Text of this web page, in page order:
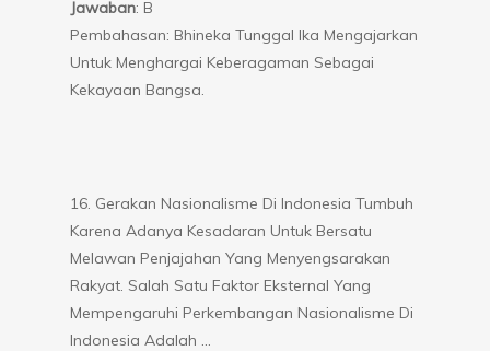
Jawaban: B
Pembahasan: Bhineka Tunggal Ika Mengajarkan
Untuk Menghargai Keberagaman Sebagai
Kekayaan Bangsa.
16. Gerakan Nasionalisme Di Indonesia Tumbuh
Karena Adanya Kesadaran Untuk Bersatu
Melawan Penjajahan Yang Menyengsarakan
Rakyat. Salah Satu Faktor Eksternal Yang
Mempengaruhi Perkembangan Nasionalisme Di
Indonesia Adalah …